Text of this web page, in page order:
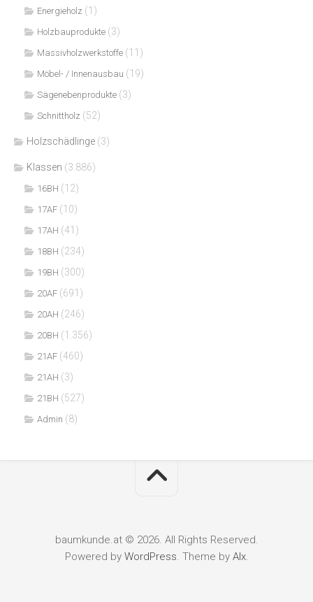
Energieholz (1)
Holzbauprodukte (3)
Massivholzwerkstoffe (11)
Möbel- / Innenausbau (19)
Sägenebenprodukte (3)
Schnittholz (52)
Holzschädlinge (3)
Klassen (3.886)
16BH (12)
17AF (10)
17AH (41)
18BH (234)
19BH (300)
20AF (691)
20AH (246)
20BH (1.356)
21AF (460)
21AH (3)
21BH (527)
Admin (8)
baumkunde.at © 2026. All Rights Reserved.
Powered by WordPress. Theme by Alx.